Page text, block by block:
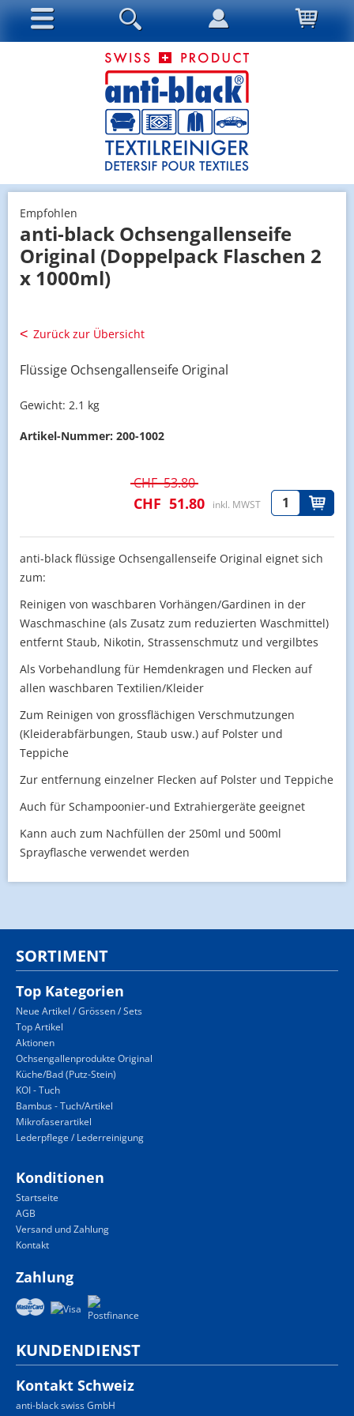
Empfohlen
anti-black Ochsengallenseife
Original (Doppelpack Flaschen 2
x 1000ml)
Zurück zur Übersicht
Flüssige Ochsengallenseife Original
Gewicht: 2.1 kg
Artikel-Nummer: 200-1002
CHF53.80
CHF 51.80 inkl. MWST
anti-black flüssige Ochsengallenseife Original eignet sich
zum:
Reinigen von waschbaren Vorhängen/Gardinen in der
Waschmaschine (als Zusatz zum reduzierten Waschmittel)
entfernt Staub, Nikotin, Strassenschmutz und vergilbtes
Als Vorbehandlung für Hemdenkragen und Flecken auf
allen waschbaren Textilien/Kleider
Zum Reinigen von grossflächigen Verschmutzungen
(Kleiderabfärbungen, Staub usw.) auf Polster und
Teppiche
Zur entfernung einzelner Flecken auf Polster und Teppiche
Auch für Schampoonier-und Extrahiergeräte geeignet
Kann auch zum Nachfüllen der 250ml und 500ml
Sprayflasche verwendet werden
SORTIMENT
Top Kategorien
Neue Artikel / Grössen / Sets
Top Artikel
Aktionen
Ochsengallenprodukte Original
Küche/Bad (Putz-Stein)
KOI - Tuch
Bambus - Tuch/Artikel
Mikrofaserartikel
Lederpflege / Lederreinigung
Konditionen
Startseite
AGB
Versand und Zahlung
Kontakt
Zahlung
KUNDENDIENST
Kontakt Schweiz
anti-black swiss GmbH